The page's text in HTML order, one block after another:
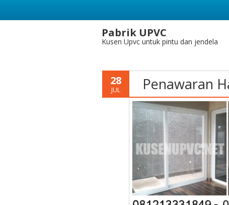
Pabrik UPVC
Kusen Upvc untuk pintu dan jendela
28
JUL Penawaran